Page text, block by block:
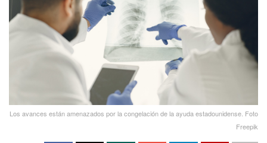
Los avances están amenazados por la congelación de la ayuda estadounidense. Foto
Freepik